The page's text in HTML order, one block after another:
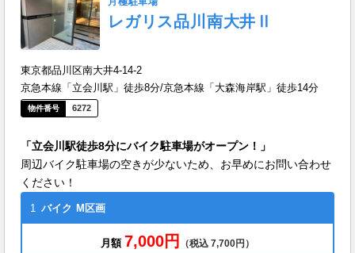
レガリス品川南大井Ⅱ
東京都品川区南大井4-14-2
京急本線「立会川駅」徒歩8分/京急本線「大森海岸駅」徒歩14分
6272
「立会川駅徒歩8分にバイク駐車場がオープン！」
周辺バイク駐車場の空きが少ないため、お早めにお問い合わせ
ください！
1 バイク M区画
月額 7,000円 （税込 7,700円）